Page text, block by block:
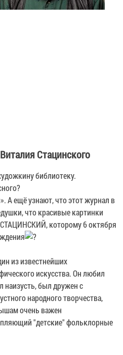
Стацинского
библиотеку.
А ещё узнают, что этот журнал в
что красивые картинки
которому 6 октября
из известнейших
искусства. Он любил
наизусть, был дружен с
народного творчества,
очень важен
"детские" фольклорные